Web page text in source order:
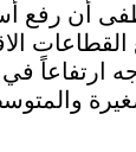
أن رفع
ارتفاعاً